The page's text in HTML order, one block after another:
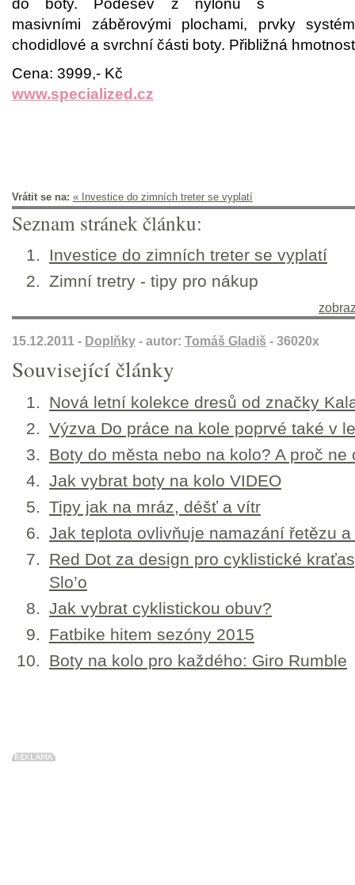
do boty. Podešev z nylonu s
masivními záběrovými plochami, prvky
chodidlové a svrchní části boty. Přibližná
Cena: 3999,- Kč
www.specialized.cz
Vrátit se na: « Investice do zimních treter se vyplatí
Seznam stránek článku:
Investice do zimních treter se vyplatí
Zimní tretry - tipy pro nákup
15.12.2011 - Doplňky - autor: Tomáš Gladiš - 36020x
Související články
Nová letní kolekce dresů od značky
Výzva Do práce na kole poprvé také v
Boty do města nebo na kolo? A proč ne
Jak vybrat boty na kolo VIDEO
Tipy jak na mráz, déšť a vítr
Jak teplota ovlivňuje namazání řetězu
Red Dot za design pro cyklistické
Slo’o
Jak vybrat cyklistickou obuv?
Fatbike hitem sezóny 2015
Boty na kolo pro každého: Giro Rumble